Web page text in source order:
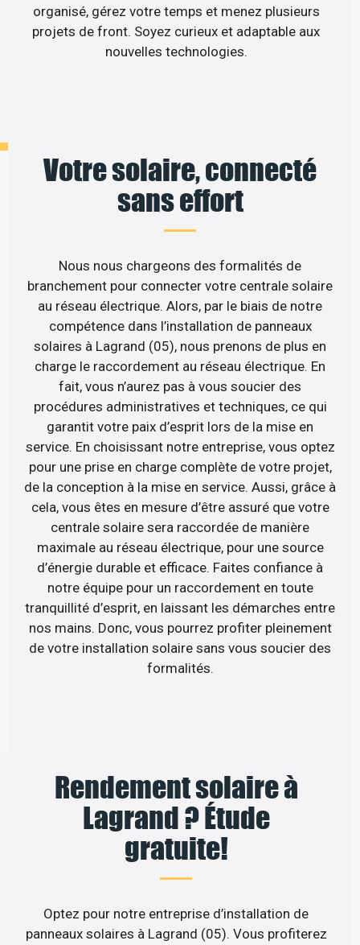
organisé, gérez votre temps et menez plusieurs
projets de front. Soyez curieux et adaptable aux
nouvelles technologies.
Votre solaire, connecté
sans effort
Nous nous chargeons des formalités de
branchement pour connecter votre centrale solaire
au réseau électrique. Alors, par le biais de notre
compétence dans l’installation de panneaux
solaires à Lagrand (05), nous prenons de plus en
charge le raccordement au réseau électrique. En
fait, vous n’aurez pas à vous soucier des
procédures administratives et techniques, ce qui
garantit votre paix d’esprit lors de la mise en
service. En choisissant notre entreprise, vous optez
pour une prise en charge complète de votre projet,
de la conception à la mise en service. Aussi, grâce à
cela, vous êtes en mesure d’être assuré que votre
centrale solaire sera raccordée de manière
maximale au réseau électrique, pour une source
d’énergie durable et efficace. Faites confiance à
notre équipe pour un raccordement en toute
tranquillité d’esprit, en laissant les démarches entre
nos mains. Donc, vous pourrez profiter pleinement
de votre installation solaire sans vous soucier des
formalités.
Rendement solaire à
Lagrand ? Étude
gratuite!
Optez pour notre entreprise d’installation de
panneaux solaires à Lagrand (05). Vous profiterez